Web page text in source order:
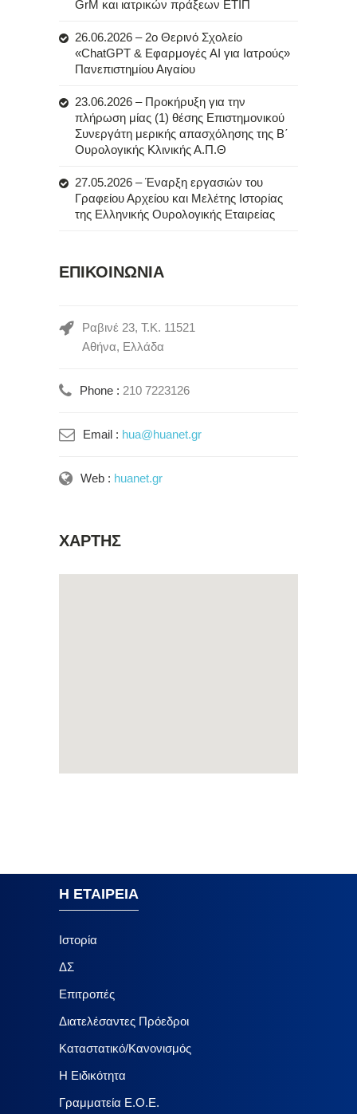
GrM και ιατρικών πράξεων ΕΤΙΠ
26.06.2026 – 2ο Θερινό Σχολείο
«ChatGPT & Εφαρμογές AI για Ιατρούς»
Πανεπιστημίου Αιγαίου
23.06.2026 – Προκήρυξη για την
πλήρωση μίας (1) θέσης Επιστημονικού
Συνεργάτη μερικής απασχόλησης της Β΄
Ουρολογικής Κλινικής Α.Π.Θ
27.05.2026 – Έναρξη εργασιών του
Γραφείου Αρχείου και Μελέτης Ιστορίας
της Ελληνικής Ουρολογικής Εταιρείας
ΕΠΙΚΟΙΝΩΝΙΑ
Ραβινέ 23, Τ.Κ. 11521
Αθήνα, Ελλάδα
Phone : 210 7223126
Email : hua@huanet.gr
Web : huanet.gr
ΧΑΡΤΗΣ
Η ΕΤΑΙΡΕΙΑ
Ιστορία
ΔΣ
Επιτροπές
Διατελέσαντες Πρόεδροι
Καταστατικό/Κανονισμός
Η Ειδικότητα
Γραμματεία Ε.Ο.Ε.